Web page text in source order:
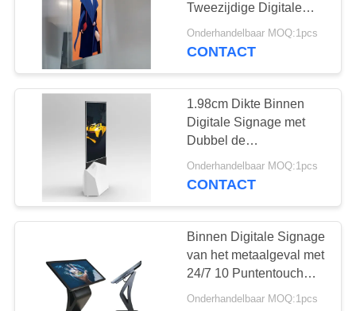
het transparante lcd
scherm
LCD Video Wall
16
Tweezijdige Digitale
Signage 55 Duim
Onderhandelbaar MOQ:1pcs
CONTACT
1.98cm Dikte Binnen
Digitale Signage met
Dubbel de
Legeringskader van het
het Schermaluminium
Onderhandelbaar MOQ:1pcs
CONTACT
Binnen Digitale Signage
van het metaalgeval met
24/7 10 Puntentouch
screen
Onderhandelbaar MOQ:1pcs